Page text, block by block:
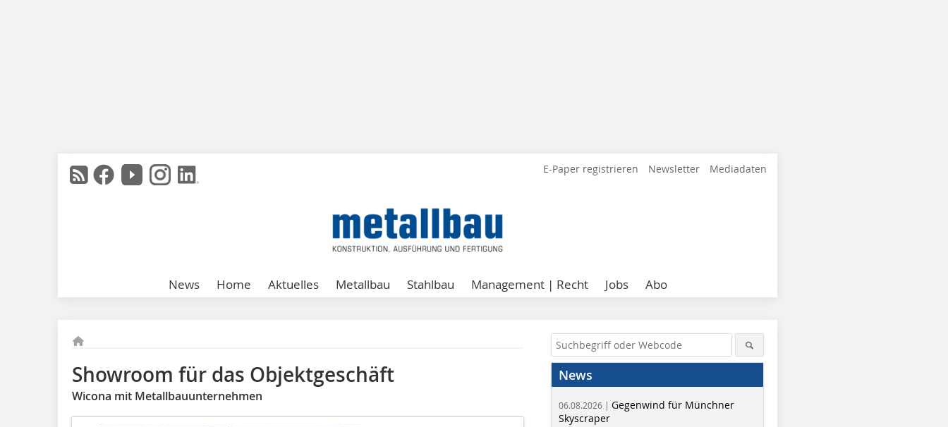
E-Paper registrieren Newsletter Mediadaten
News Home Aktuelles Metallbau Stahlbau Management | Recht Jobs Abo
Showroom für das Objektgeschäft
Wicona mit Metallbauunternehmen
News
06.08.2026 | Gegenwind für Münchner
Skyscraper